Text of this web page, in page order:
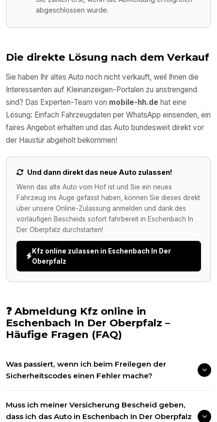
abgeschlossen wurde.
Die direkte Lösung nach dem Verkauf
Sie haben Ihr altes Auto noch nicht verkauft, weil Ihnen die
Interessenten auf Kleinanzeigen-Portalen zu anstrengend
sind? Das Experten-Team von mobile-hh.de hat eine
Lösung: Einfach Fahrzeugdaten per WhatsApp einsenden, ein
faires Angebot erhalten und das Auto bundesweit direkt vor
der Haustür abgeholt bekommen!
Und dann direkt das neue Auto zulassen!
Wenn das alte Auto vom Hof ist und Sie ein neues
Fahrzeug ins Auge gefasst haben, können Sie dieses direkt
über unsere Online-Zulassung anmelden und dank des
vorläufigen Bescheids sofort fahrbereit in Eschenbach In
Der Oberpfalz durchstarten!
Kfz online zulassen in Eschenbach In Der
Oberpfalz
❓ Abmeldung Kfz online in
Eschenbach In Der Oberpfalz –
Häufige Fragen (FAQ)
Was passiert, wenn ich beim Freilegen der
Sicherheitscodes einen Fehler mache?
Muss ich meiner Versicherung Bescheid geben,
dass ich das Auto in Eschenbach In Der Oberpfalz